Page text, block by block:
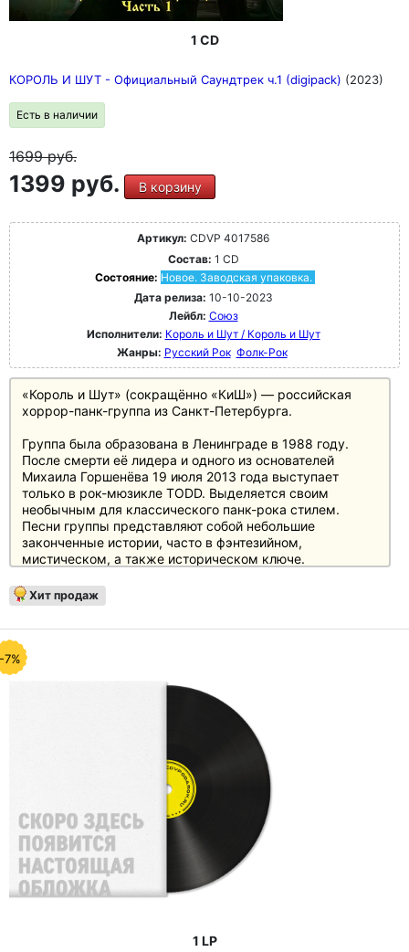
1 CD
КОРОЛЬ И ШУТ - Официальный Саундтрек ч.1 (digipack) (2023)
Есть в наличии
1699руб.
1399 руб. В корзину
Артикул: CDVP 4017586
Состав: 1 CD
Состояние: Новое. Заводская упаковка.
Дата релиза: 10-10-2023
Лейбл: Союз
Исполнители: Король и Шут / Король и Шут
Жанры: Русский Рок Фолк-Рок
«Король и Шут» (сокращённо «КиШ») — российская
хоррор-панк-группа из Санкт-Петербурга.
Группа была образована в Ленинграде в 1988 году.
После смерти её лидера и одного из основателей
Михаила Горшенёва 19 июля 2013 года выступает
только в рок-мюзикле TODD. Выделяется своим
необычным для классического панк-рока стилем.
Песни группы представляют собой небольшие
законченные истории, часто в фэнтезийном,
мистическом, а также историческом ключе.
включал в себя грим, соответствующий тематике
песен. В прессе группа неоднократно обозначалась как
музыкальной составляющей ритмичный хоррор-панк
со временем вышел за границы стиля и вобрал в себя
множество музыкальных элементов: фолк-рок
(«Акустический альбом»), арт-панк («Театр демона»),
хардкор-панк («Бунт на корабле»), хард-рок («Как в
старой сказке») и многие другие. На раннем этапе
сильное влияние на группу оказали The Beatles
Хит продаж
7%
1 LP